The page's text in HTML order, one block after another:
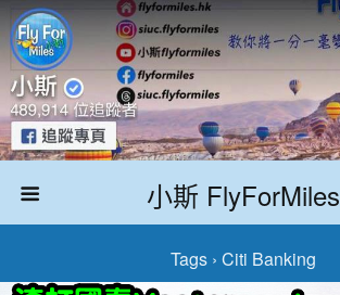
小斯 FlyForMiles
Tags › Citi Banking